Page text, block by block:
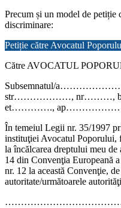
Precum și un model de petiție
discriminare:
Petiție către Avocatul
Către AVOCATUL
Subsemnatul/
str………………, nr………,
et………….,
În temeiul Legii nr. 35/1997
instituţiei Avocatul
la încălcarea dreptului meu
14 din Convenţia Europeană
nr. 12 la această Convenţie,
autoritate/următoarele